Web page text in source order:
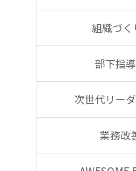
組織づく
部下指導
次世代リー
業務改